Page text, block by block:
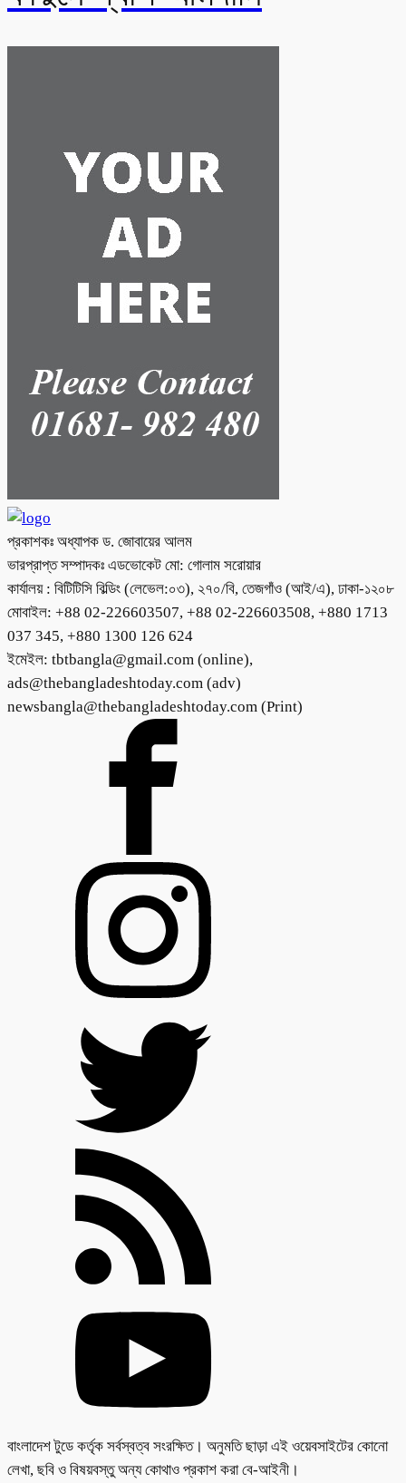
প্রকাশকঃ অধ্যাপক ড. জোবায়ের আলম
ভারপ্রাপ্ত সম্পাদকঃ এডভোকেট মো: গোলাম সরোয়ার
কার্যালয় : বিটিটিসি বিল্ডিং (লেভেল:০৩), ২৭০/বি, তেজগাঁও (আই/এ), ঢাকা-১২০৮
মোবাইল: +88 02-226603507, +88 02-226603508, +880 1713
037 345, +880 1300 126 624
ইমেইল: tbtbangla@gmail.com (online),
ads@thebangladeshtoday.com (adv)
newsbangla@thebangladeshtoday.com (Print)
বাংলাদেশ টুডে কর্তৃক সর্বস্বত্ব সংরক্ষিত। অনুমতি ছাড়া এই ওয়েবসাইটের কোনো
লেখা, ছবি ও বিষয়বস্তু অন্য কোথাও প্রকাশ করা বে-আইনী।